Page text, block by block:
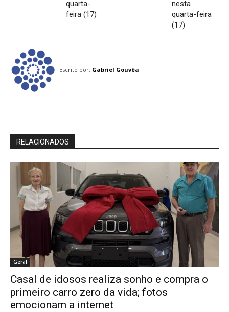
quarta-
feira (17)
nesta
quarta-feira
(17)
Escrito por: Gabriel Gouvêa
RELACIONADOS
Geral
Casal de idosos realiza sonho e compra o
primeiro carro zero da vida; fotos
emocionam a internet